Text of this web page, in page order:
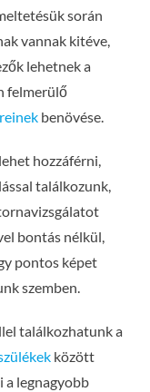
során
vannak kitéve,
lehetnek a
felmerülő
benövése.
hozzáférni,
találkozunk,
bontás nélkül,
pontos képet
szemben.
találkozhatunk a
között
a legnagyobb